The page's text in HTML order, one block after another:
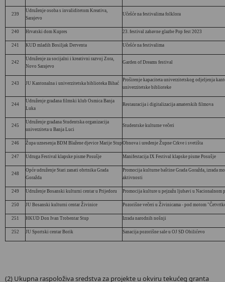
239
Udruženje osoba s invaliditetom Kreativa,
Sarajevo
Učešće na festivalima folklora
240 Hrvatski dom Kupres 23. festival zabavne glazbe Pop fest 2023
241 KUD mladih Bosiljak Derventa Učešće na festivalima
242
Udruženje za socijalni i kreativni razvoj Zora,
Novo Sarajevo
Garden of Dreams festival
243 JU Kantonalna i univerzitetska biblioteka Bihać
Proširenje kapaciteta univerzitetskog odjeljenja
univerzitetske biblioteke
244
Udruženje građana filmski klub Osmica Banja
Luka
Restauracija i digitalizacija amaterskih filmova
245
Udruženje građana Studentska organizacija
univerziteta u Banja Luci
Studentske kulturne večeri
246 Župa uznesenja BDM Blažene djevice Marije Stup Obnova i uređenje Župne Crkve i svetišta
247 Udruga Festival klapske pisme Posušje Manifestacija IX Festival klapske pisme Posušje
248
Opće udruženje Stari zanati obrtnika Grada
Goražda
Promocija kulturne baštine Grada Goražda, izrada
aktivnosti
249 Udruženje Bosanski kulturni centar u Prijedoru Promocija kulture u pejzažu ljubavi u Nacionalnom
250 JU Bosanski kulturni centar Živinice Pozorišne večeri u Živinicama - pod motom
251 HKUD Don Ivan Trobentar Stup Izrada narodnih nošnji
252 JU Sportski centar Borik Sanacija pozorišne sale u OJ SD Obilićevo
(2) Ukupna raspoloživa sredstva za projekte u okviru tekućeg granta